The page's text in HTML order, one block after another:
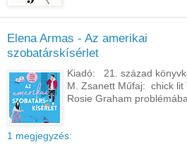
Elena Armas - Az amerikai
szobatárskísérlet
Kiadó: 21. század
M. Zsanett Műfaj: chick
Rosie Graham
1 megjegyzés: